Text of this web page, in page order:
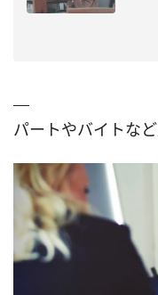
パートやバイトな